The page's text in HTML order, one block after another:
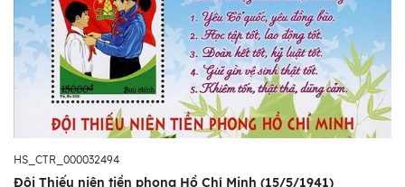
HS_CTR_000032494
Đội Thiếu niên tiền phong Hồ Chí Minh (15/5/1941)